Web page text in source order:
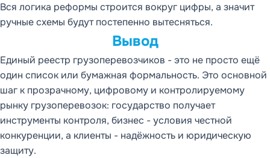
Вся логика реформы строится вокруг цифры, а значит
ручные схемы будут постепенно вытесняться.
Вывод
Единый реестр грузоперевозчиков - это не просто ещё
один список или бумажная формальность. Это основной
шаг к прозрачному, цифровому и контролируемому
рынку грузоперевозок: государство получает
инструменты контроля, бизнес - условия честной
конкуренции, а клиенты - надёжность и юридическую
защиту.